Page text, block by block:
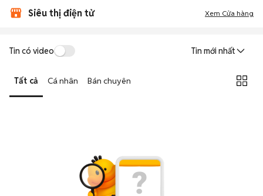
Siêu thị điện tử Xem Cửa hàng
Tin có video Tin mới nhất
Tất cả Cá nhân Bán chuyên